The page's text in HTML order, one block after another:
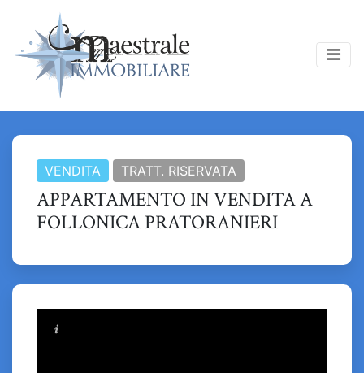
VENDITA TRATT. RISERVATA
APPARTAMENTO IN VENDITA A
FOLLONICA PRATORANIERI